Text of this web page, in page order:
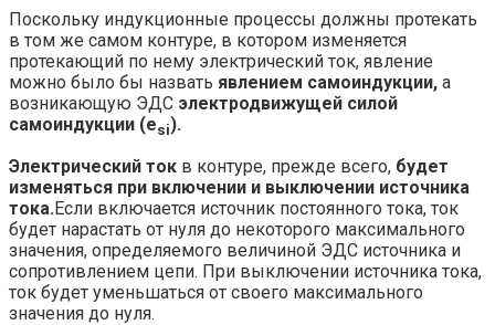
Поскольку индукционные процессы должны протекать
в том же самом контуре, в котором изменяется
протекающий по нему электрический ток, явление
можно было бы назвать явлением самоиндукции, а
возникающую ЭДС электродвижущей силой
самоиндукции (esi).
Электрический ток в контуре, прежде всего, будет
изменяться при включении и выключении источника
тока.Если включается источник постоянного тока, ток
будет нарастать от нуля до некоторого максимального
значения, определяемого величиной ЭДС источника и
сопротивлением цепи. При выключении источника тока,
ток будет уменьшаться от своего максимального
значения до нуля.